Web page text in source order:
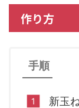
作り方
手順
新玉